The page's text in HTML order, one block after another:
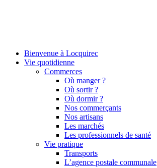
Bienvenue à Locquirec
Vie quotidienne
Commerces
Où manger ?
Où sortir ?
Où dormir ?
Nos commerçants
Nos artisans
Les marchés
Les professionnels de santé
Vie pratique
Transports
L’agence postale communale